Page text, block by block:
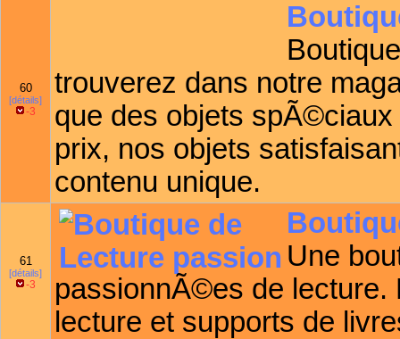
60
[détails]
-3
trouverez dans notre
que des objets
prix, nos objets
contenu unique.
61
[détails]
-3
Une
passionnÃ©es de lecture.
lecture et supports de